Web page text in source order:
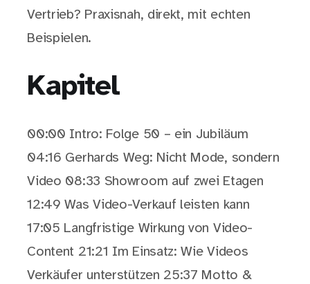
Vertrieb? Praxisnah, direkt, mit echten
Beispielen.
Kapitel
00:00 Intro: Folge 50 – ein Jubiläum
04:16 Gerhards Weg: Nicht Mode, sondern
Video 08:33 Showroom auf zwei Etagen
12:49 Was Video-Verkauf leisten kann
17:05 Langfristige Wirkung von Video-
Content 21:21 Im Einsatz: Wie Videos
Verkäufer unterstützen 25:37 Motto &